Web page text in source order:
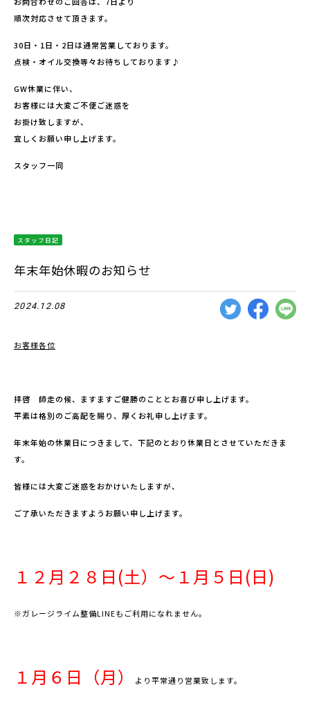
順次対応させて頂きます。
30日・1日・2日は通常営業しております。
点検・オイル交換等々お待ちしております♪
GW休業に伴い、
お客様には大変ご不便ご迷惑を
お掛け致しますが、
宜しくお願い申し上げます。
スタッフ一同
スタッフ日記
年末年始休暇のお知らせ
2024.12.08
お客様各位
拝啓 師走の候、ますますご健勝のこととお喜び申し上げます。
平素は格別のご高配を賜り、厚くお礼申し上げます。
年末年始の休業日につきまして、下記のとおり休業日とさせていただきま
す。
皆様には大変ご迷惑をおかけいたしますが、
ご了承いただきますようお願い申し上げます。
１２月２８日(土）～１月５日(日)
※ガレージライム整備LINEもご利用になれません。
１月６日（月） より平常通り営業致します。